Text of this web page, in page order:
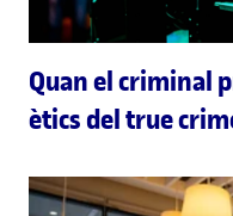
Quan el criminal
ètics del true